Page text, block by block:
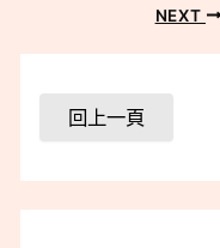
NEXT